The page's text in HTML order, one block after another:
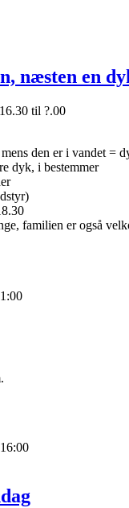
næsten en
til ?.00
den er i vandet =
dyk, i bestemmer
familien er også